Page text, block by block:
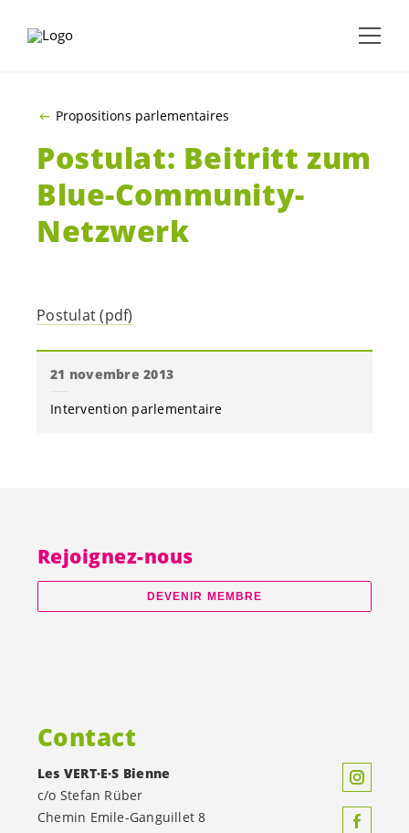
Propositions parlementaires
Postulat: Beitritt zum
Blue-Community-
Netzwerk
Postulat (pdf)
21 novembre 2013
Intervention parlementaire
Rejoignez-nous
DEVENIR MEMBRE
Contact
Les VERT·E·S Bienne
c/o Stefan Rüber
Chemin Emile-Ganguillet 8